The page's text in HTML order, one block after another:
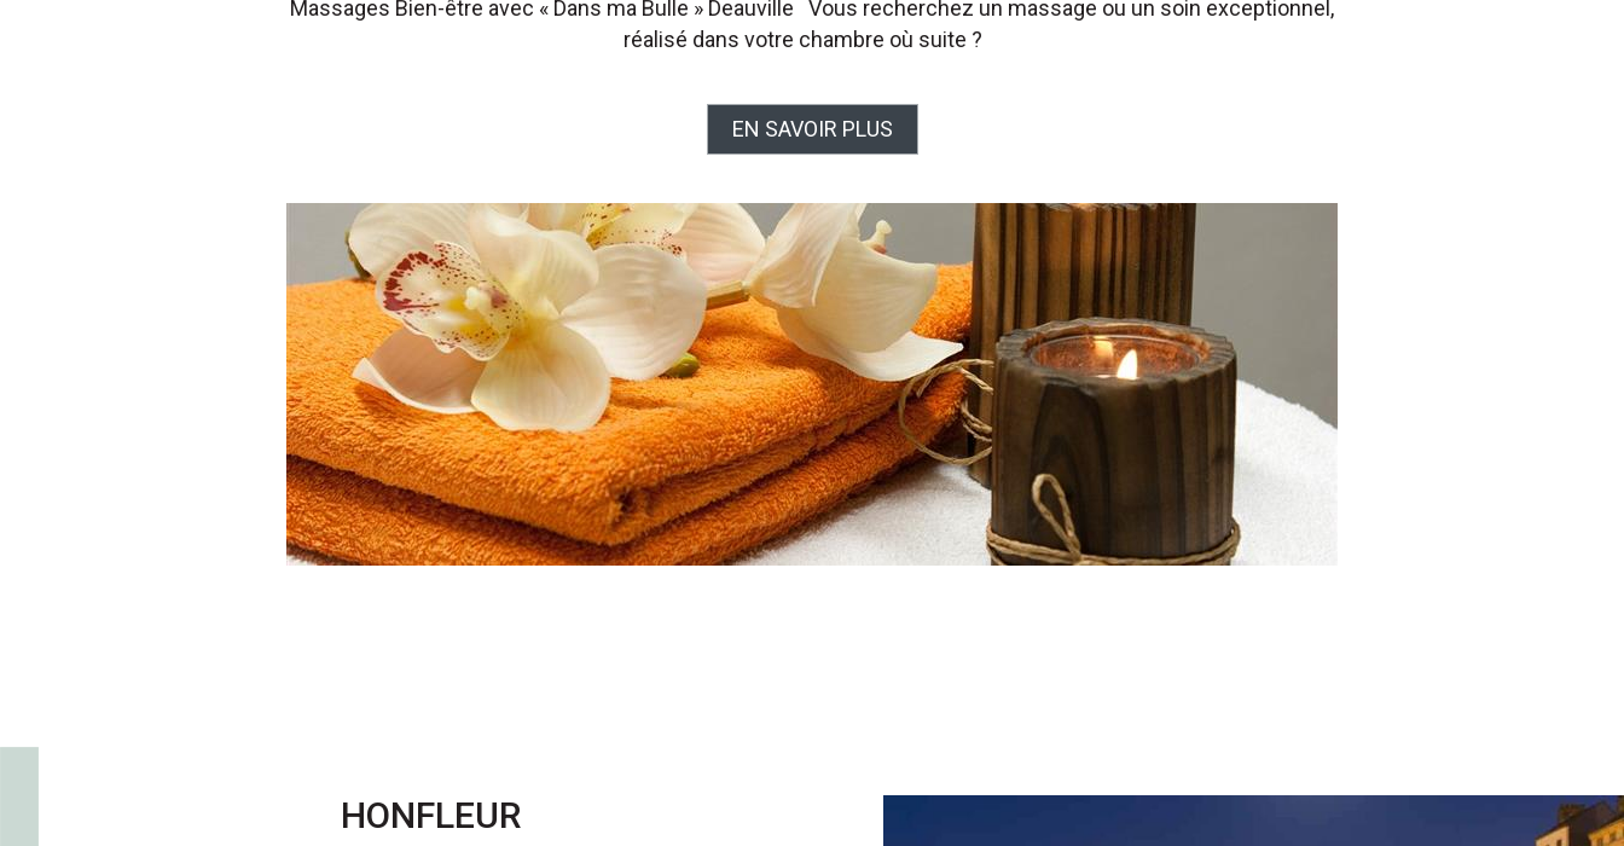
Massages Bien-être avec « Dans ma Bulle » Deauville Vous recherchez un massage ou un soin exceptionnel,
réalisé dans votre chambre où suite ?
EN SAVOIR PLUS
HONFLEUR